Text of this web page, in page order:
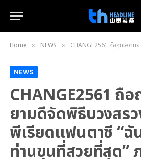
Home » NEWS » CHANGE2561 ถือฤกษ์งามยามดีจัดพิธีบวงสรวงซีรีส์วายพีเรียดแฟนตาซี “
NEWS
CHANGE2561 ถื
ยามดีจัดพิธีบวงสรว
พีเรียดแฟนตาซี “ฉั
ท่านขุนที่สวยที่สุด”